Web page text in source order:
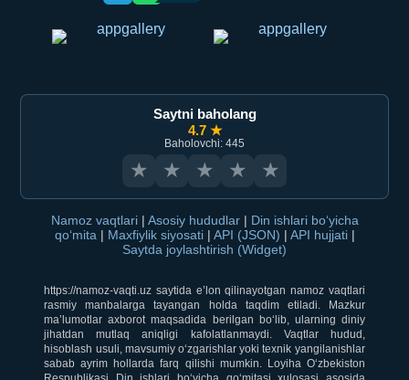
Saytni baholang
4.7 ★
Baholovchi: 445
★ ★ ★ ★ ★
Namoz vaqtlari | Asosiy hududlar | Din ishlari bo‘yicha
qo‘mita | Maxfiylik siyosati | API (JSON) | API hujjati |
Saytda joylashtirish (Widget)
https://namoz-vaqti.uz saytida e’lon qilinayotgan namoz vaqtlari
rasmiy manbalarga tayangan holda taqdim etiladi. Mazkur
ma’lumotlar axborot maqsadida berilgan bo‘lib, ularning diniy
jihatdan mutlaq aniqligi kafolatlanmaydi. Vaqtlar hudud,
hisoblash usuli, mavsumiy o‘zgarishlar yoki texnik yangilanishlar
sabab ayrim hollarda farq qilishi mumkin. Loyiha O‘zbekiston